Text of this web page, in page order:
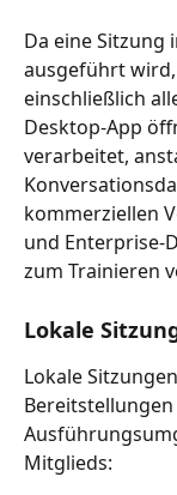
Da eine Sitzung
ausgeführt
einschließlich
Desktop-App
verarbeitet,
kommerziellen
und Enterprise-
zum Trainieren
Lokale
Lokale
Mitglieds: